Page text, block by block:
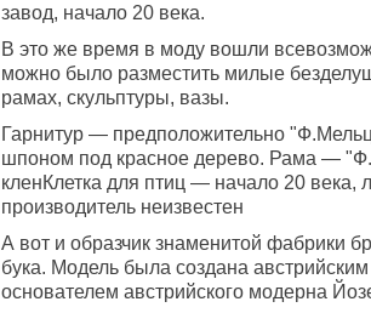
завод, начало 20 века.
В это же время в моду вошли
можно было разместить милые
рамах, скульптуры, вазы.
Гарнитур — предположительно
шпоном под красное дерево. Рама —
кленКлетка для птиц — начало 20 века,
производитель неизвестен
А вот и образчик знаменитой фабрики
бука. Модель была создана
основателем австрийского модерна